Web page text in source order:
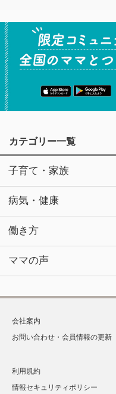
カテゴリー一覧
子育て・家族
病気・健康
働き方
ママの声
会社案内
お問い合わせ・会員情報の更新
利用規約
情報セキュリティポリシー